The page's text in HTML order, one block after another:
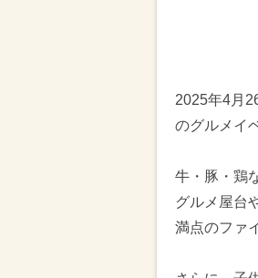
2025年4月
のグルメイ
牛・豚・鶏
グルメ屋台
満点のファ